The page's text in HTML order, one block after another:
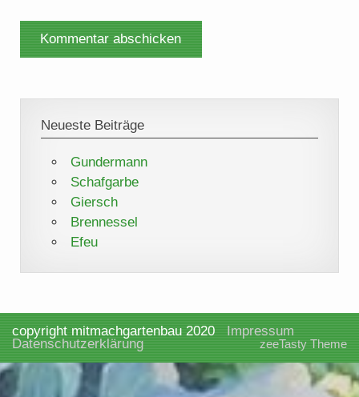
Neueste Beiträge
Gundermann
Schafgarbe
Giersch
Brennessel
Efeu
copyright mitmachgartenbau 2020
Impressum
Datenschutzerklärung
zeeTasty Theme